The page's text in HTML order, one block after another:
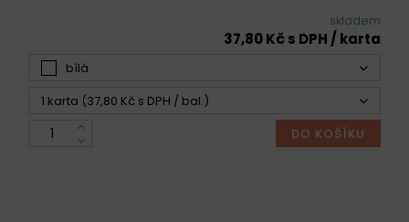
skladem
37,80 Kč s DPH / karta
bílá
1 karta (37,80 Kč s DPH / bal.)
DO KOŠÍKU